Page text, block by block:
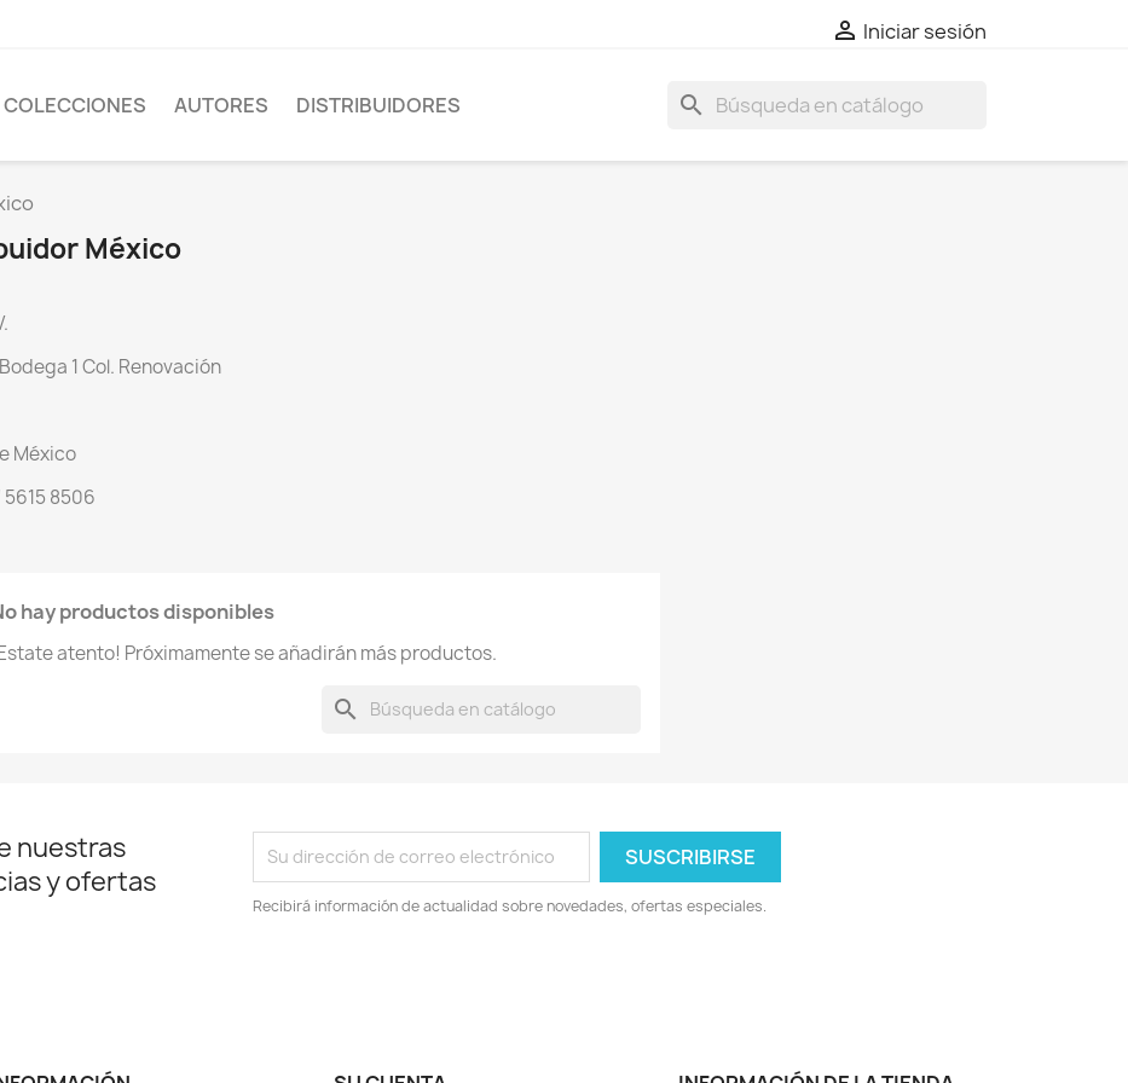
 Iniciar sesión
COLECCIONES AUTORES DISTRIBUIDORES search
México
1 Col. Renovación
México
8506
hay productos disponibles
atento! Próximamente se añadirán más productos.
search
nuestras
y ofertas
Recibirá información de actualidad sobre novedades, ofertas especiales.